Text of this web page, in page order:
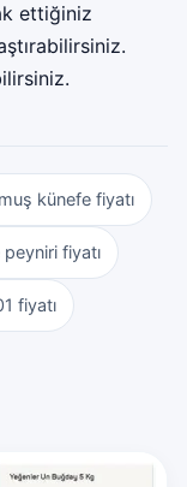
ettiğiniz
künefe fiyatı
fiyatı
fiyatı